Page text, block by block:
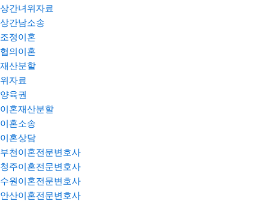
상간녀위자료
상간남소송
조정이혼
협의이혼
재산분할
위자료
양육권
이혼재산분할
이혼소송
이혼상담
부천이혼전문변호사
청주이혼전문변호사
수원이혼전문변호사
안산이혼전문변호사